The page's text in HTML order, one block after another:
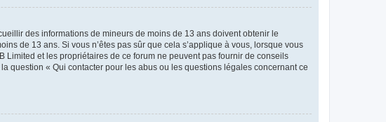
des informations de mineurs de moins de 13 ans doivent obtenir le
de 13 ans. Si vous n’êtes pas sûr que cela s’applique à vous, lorsque vous
et les propriétaires de ce forum ne peuvent pas fournir de conseils
question « Qui contacter pour les abus ou les questions légales concernant ce